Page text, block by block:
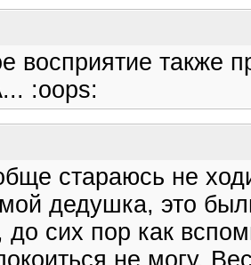
восприятие также
:oops:
стараюсь не
дедушка, это
до сих пор как
не могу.